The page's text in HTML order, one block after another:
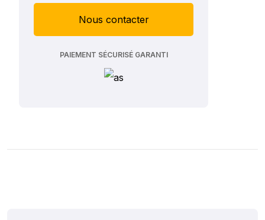
Nous contacter
PAIEMENT SÉCURISÉ GARANTI